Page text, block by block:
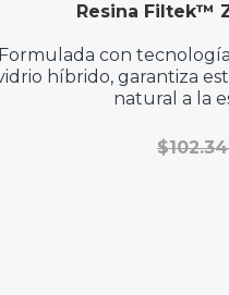
Resina Filtek™
con
híbrido, garantiza
natural a la
$